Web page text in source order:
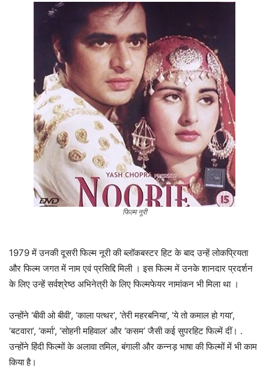
फिल्म नूरी
1979 में उनकी दूसरी फिल्म नूरी की ब्लॉकबस्टर हिट के बाद उन्हें लोकप्रियता
और फिल्म जगत में नाम एवं प्रसिद्दि मिली । इस फिल्म में उनके शानदार प्रदर्शन
के लिए उन्हें सर्वश्रेष्ठ अभिनेत्री के लिए फिल्मफेयर नामांकन भी मिला था ।
उन्होंने ‘बीवी ओ बीवी’, ‘काला पत्थर’, ‘तेरी महरबनिया’, ‘ये तो कमाल हो गया’,
‘बटवारा’, ‘कर्मा’, ‘सोहनी महिवाल’ और ‘कसम’ जैसी कई सुपरहिट फिल्में दीं। .
उन्होंने हिंदी फिल्मों के अलावा तमिल, बंगाली और कन्नड़ भाषा की फिल्मों में भी काम
किया है।